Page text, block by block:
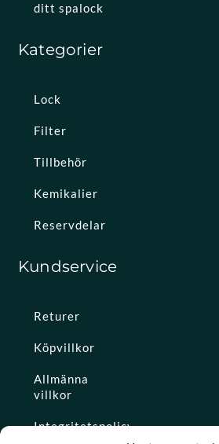
ditt spalock
Kategorier
Lock
Filter
Tillbehör
Kemikalier
Reservdelar
Kundservice
Returer
Köpvillkor
Allmänna
villkor
Integritetspolicy